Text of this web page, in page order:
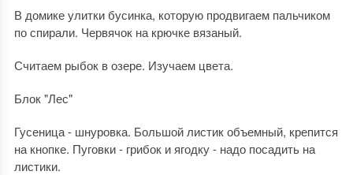
В домике улитки бусинка, которую продвигаем пальчиком
по спирали. Червячок на крючке вязаный.
Считаем рыбок в озере. Изучаем цвета.
Блок "Лес"
Гусеница - шнуровка. Большой листик объемный, крепится
на кнопке. Пуговки - грибок и ягодку - надо посадить на
листики.